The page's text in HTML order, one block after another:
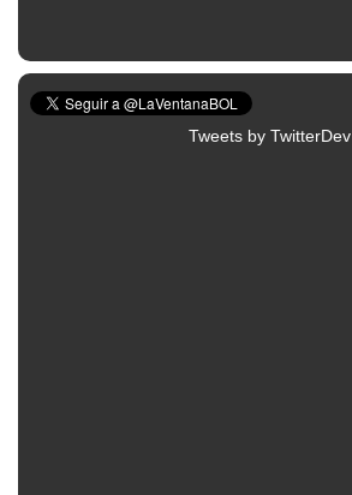
Tweets by TwitterDev